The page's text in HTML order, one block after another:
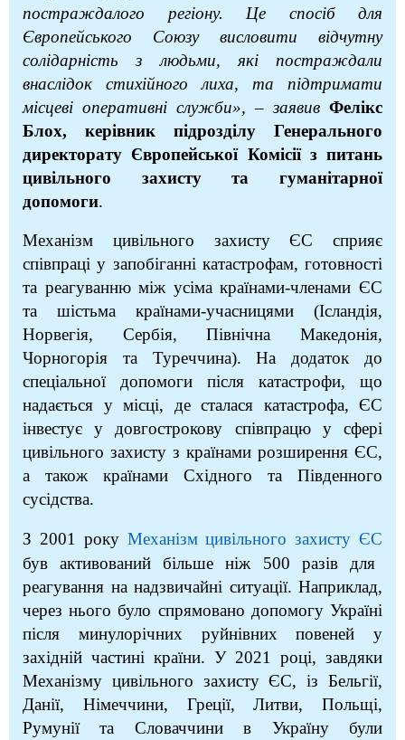
постраждалого регіону. Це спосіб для
Європейського Союзу висловити відчутну
солідарність з людьми, які постраждали
внаслідок стихійного лиха, та підтримати
місцеві оперативні служби», – заявив Фелікс
Блох, керівник підрозділу Генерального
директорату Європейської Комісії з питань
цивільного захисту та гуманітарної
допомоги.
Механізм цивільного захисту ЄС сприяє
співпраці у запобіганні катастрофам, готовності
та реагуванню між усіма країнами-членами ЄС
та шістьма країнами-учасницями (Ісландія,
Норвегія, Сербія, Північна Македонія,
Чорногорія та Туреччина). На додаток до
спеціальної допомоги після катастрофи, що
надається у місці, де сталася катастрофа, ЄС
інвестує у довгострокову співпрацю у сфері
цивільного захисту з країнами розширення ЄС,
а також країнами Східного та Південного
сусідства.
З 2001 року Механізм цивільного захисту ЄС
був активований більше ніж 500 разів для
реагування на надзвичайні ситуації. Наприклад,
через нього було спрямовано допомогу Україні
після минулорічних руйнівних повеней у
західній частині країни. У 2021 році, завдяки
Механізму цивільного захисту ЄС, із Бельгії,
Данії, Німеччини, Греції, Литви, Польщі,
Румунії та Словаччини
в Україну були